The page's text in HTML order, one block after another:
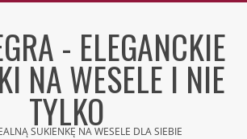
- ELEGANCKIE
NA WESELE I NIE
TYLKO
SUKIENKĘ NA WESELE DLA SIEBIE